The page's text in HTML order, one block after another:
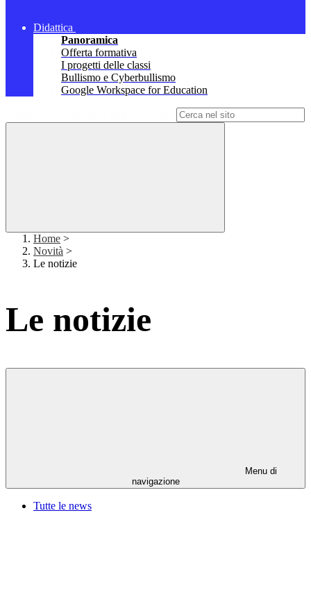
Didattica
Panoramica
Offerta formativa
I progetti delle classi
Bullismo e Cyberbullismo
Google Workspace for Education
Home >
Novità >
Le notizie
Le notizie
Menu di
navigazione
Tutte le news